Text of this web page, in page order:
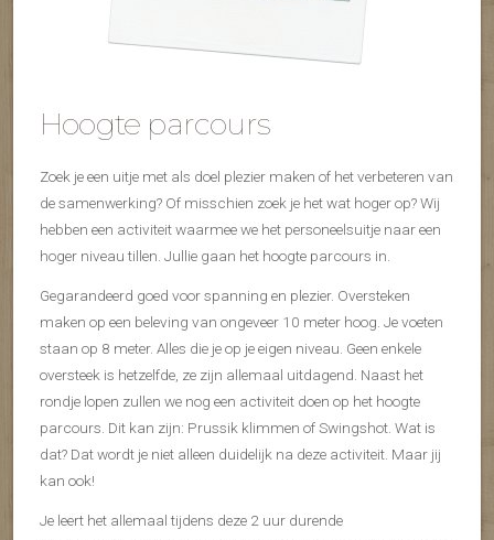
Hoogte parcours
Zoek je een uitje met als doel plezier maken of het verbeteren van
de samenwerking? Of misschien zoek je het wat hoger op? Wij
hebben een activiteit waarmee we het personeelsuitje naar een
hoger niveau tillen. Jullie gaan het hoogte parcours in.
Gegarandeerd goed voor spanning en plezier. Oversteken
maken op een beleving van ongeveer 10 meter hoog. Je voeten
staan op 8 meter. Alles die je op je eigen niveau. Geen enkele
oversteek is hetzelfde, ze zijn allemaal uitdagend. Naast het
rondje lopen zullen we nog een activiteit doen op het hoogte
parcours. Dit kan zijn: Prussik klimmen of Swingshot. Wat is
dat? Dat wordt je niet alleen duidelijk na deze activiteit. Maar jij
kan ook!
Je leert het allemaal tijdens deze 2 uur durende